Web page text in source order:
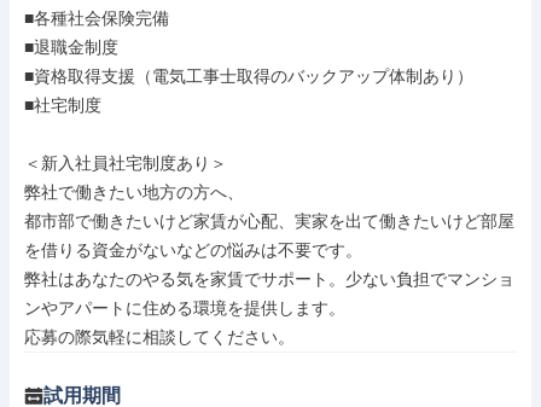
■各種社会保険完備
■退職金制度
■資格取得支援（電気工事士取得のバックアップ体制あり）
■社宅制度
＜新入社員社宅制度あり＞
弊社で働きたい地方の方へ、
都市部で働きたいけど家賃が心配、実家を出て働きたいけど部屋
を借りる資金がないなどの悩みは不要です。
弊社はあなたのやる気を家賃でサポート。少ない負担でマンショ
ンやアパートに住める環境を提供します。
応募の際気軽に相談してください。
試用期間